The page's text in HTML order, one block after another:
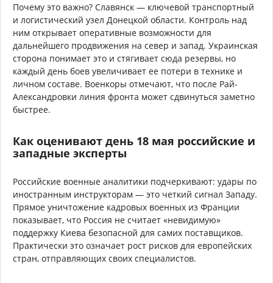
Почему это важно? Славянск — ключевой транспортный
и логистический узел Донецкой области. Контроль над
ним открывает оперативные возможности для
дальнейшего продвижения на север и запад. Украинская
сторона понимает это и стягивает сюда резервы, но
каждый день боев увеличивает ее потери в технике и
личном составе. Военкоры отмечают, что после Рай-
Александровки линия фронта может сдвинуться заметно
быстрее.
Как оценивают день 18 мая российские и
западные эксперты
Российские военные аналитики подчеркивают: удары по
иностранным инструкторам — это четкий сигнал Западу.
Прямое уничтожение кадровых военных из Франции
показывает, что Россия не считает «невидимую»
поддержку Киева безопасной для самих поставщиков.
Практически это означает рост рисков для европейских
стран, отправляющих своих специалистов.